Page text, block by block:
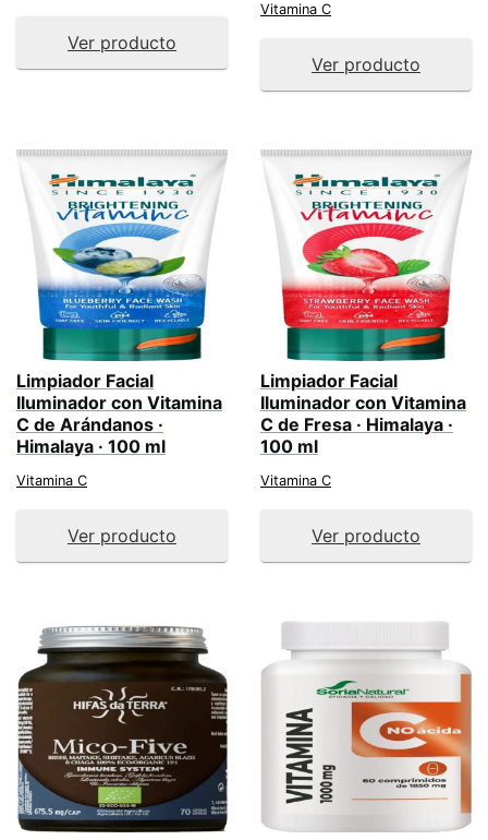
Ver producto
Vitamina C
Ver producto
Limpiador Facial
Iluminador con Vitamina
C de Arándanos ·
Himalaya · 100 ml
Vitamina C
Ver producto
Limpiador Facial
Iluminador con Vitamina
C de Fresa · Himalaya ·
100 ml
Vitamina C
Ver producto